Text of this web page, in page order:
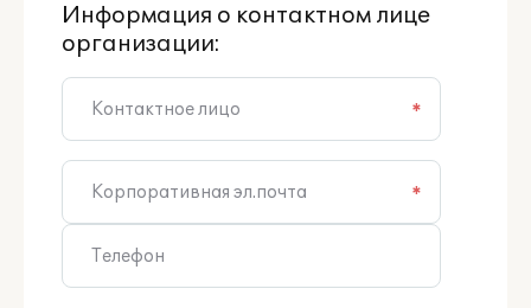
Информация о контактном лице
организации:
*
*